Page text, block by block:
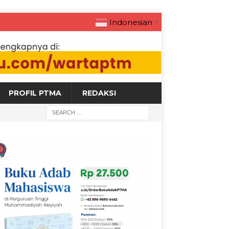
Indonesian ▼
PROFIL PTMA REDAKSI